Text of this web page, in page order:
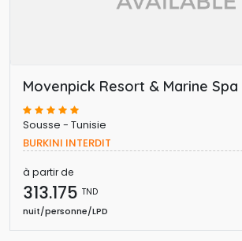
Movenpick Resort & Marine Spa
Sousse - Tunisie
BURKINI INTERDIT
à partir de
313.175 TND
nuit/personne/LPD